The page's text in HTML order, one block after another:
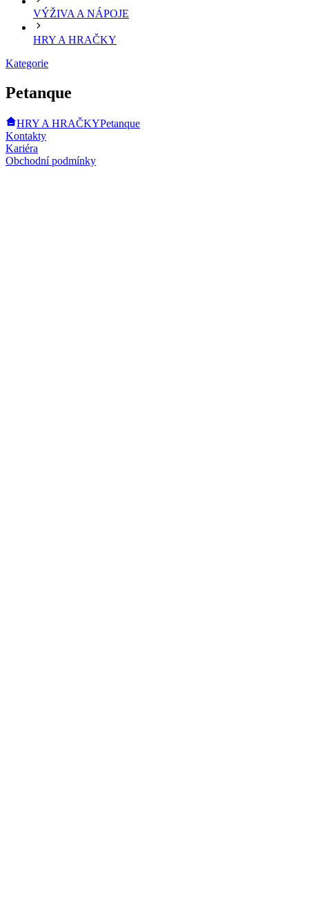
VÝŽIVA A NÁPOJE
HRY A HRAČKY
Kategorie
Petanque
HRY A HRAČKYPetanque
Kontakty
Kariéra
Obchodní podmínky